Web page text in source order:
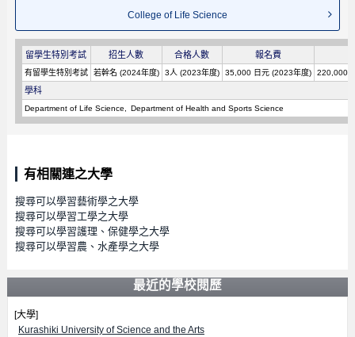
College of Life Science
留學生特別考試 招生人數 合格人數 報名費
有留學生特別考試 若幹名 (2024年度) 3人 (2023年度) 35,000 日元 (2023年度) 220,000
學科
Department of Life Science Department of Health and Sports Science
有相關連之大學
搜尋可以學習藝術學之大學
搜尋可以學習工學之大學
搜尋可以學習護理、保健學之大學
搜尋可以學習農、水產學之大學
最近的學校閱歷
[大學]
Kurashiki University of Science and the Arts